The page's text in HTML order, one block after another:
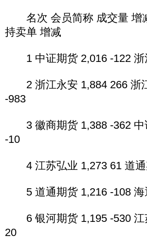
名次 会员简称 成交量 增
持卖单 增减
1 中证期货 2,016 -122 浙
2 浙江永安 1,884 266 浙
-983
3 徽商期货 1,388 -362 中
-10
4 江苏弘业 1,273 61 道通
5 道通期货 1,216 -108 海
6 银河期货 1,195 -530 江
20